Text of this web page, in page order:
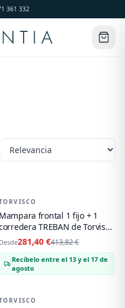
361 332
-32%
Mampara frontal 1 fijo + 1
TREBAN de Torvisco
negro mate (lateral opcional)
Desde281,40 €413,82 €
Recíbelo entre el 13 y el 17 de
agosto
-32%